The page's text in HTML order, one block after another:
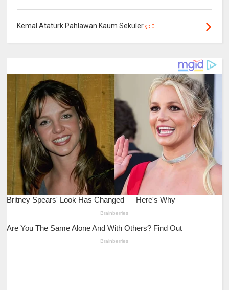
Kemal Atatürk Pahlawan Kaum Sekuler 0